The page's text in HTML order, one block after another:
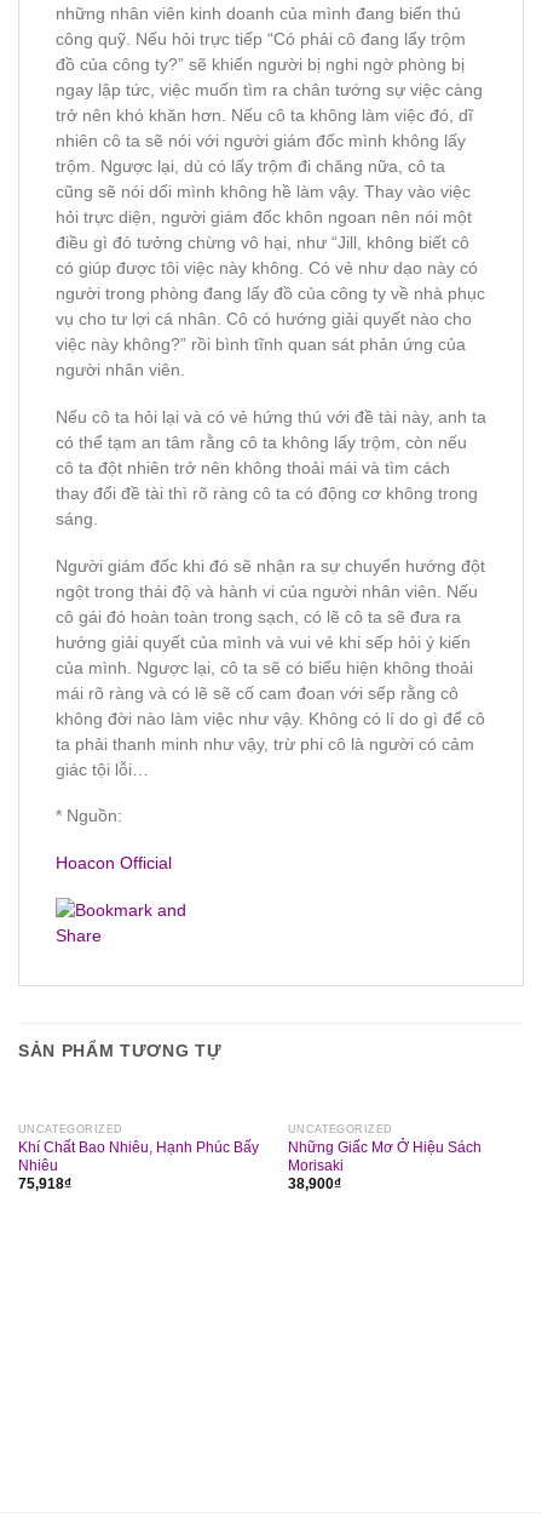
những nhân viên kinh doanh của mình đang biển thủ
công quỹ. Nếu hỏi trực tiếp “Có phải cô đang lấy trộm
đồ của công ty?” sẽ khiến người bị nghi ngờ phòng bị
ngay lập tức, việc muốn tìm ra chân tướng sự việc càng
trở nên khó khăn hơn. Nếu cô ta không làm việc đó, dĩ
nhiên cô ta sẽ nói với người giám đốc mình không lấy
trộm. Ngược lại, dù có lấy trộm đi chăng nữa, cô ta
cũng sẽ nói dối mình không hề làm vậy. Thay vào việc
hỏi trực diện, người giám đốc khôn ngoan nên nói một
điều gì đó tưởng chừng vô hại, như “Jill, không biết cô
có giúp được tôi việc này không. Có vẻ như dạo này có
người trong phòng đang lấy đồ của công ty về nhà phục
vụ cho tư lợi cá nhân. Cô có hướng giải quyết nào cho
việc này không?” rồi bình tĩnh quan sát phản ứng của
người nhân viên.
Nếu cô ta hỏi lại và có vẻ hứng thú với đề tài này, anh ta
có thể tạm an tâm rằng cô ta không lấy trộm, còn nếu
cô ta đột nhiên trở nên không thoải mái và tìm cách
thay đổi đề tài thì rõ ràng cô ta có động cơ không trong
sáng.
Người giám đốc khi đó sẽ nhận ra sự chuyển hướng đột
ngột trong thái độ và hành vi của người nhân viên. Nếu
cô gái đó hoàn toàn trong sạch, có lẽ cô ta sẽ đưa ra
hướng giải quyết của mình và vui vẻ khi sếp hỏi ý kiến
của mình. Ngược lại, cô ta sẽ có biểu hiện không thoải
mái rõ ràng và có lẽ sẽ cố cam đoan với sếp rằng cô
không đời nào làm việc như vậy. Không có lí do gì để cô
ta phải thanh minh như vậy, trừ phi cô là người có cảm
giác tội lỗi…
* Nguồn:
Hoacon Official
SẢN PHẨM TƯƠNG TỰ
UNCATEGORIZED
Khí Chất Bao Nhiêu, Hạnh Phúc Bấy
Nhiêu
75,918₫
UNCATEGORIZED
Những Giấc Mơ Ở Hiệu Sách
Morisaki
38,900₫